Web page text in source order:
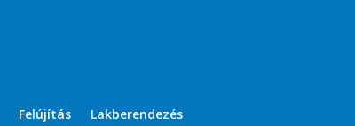
Felújítás Lakberendezés